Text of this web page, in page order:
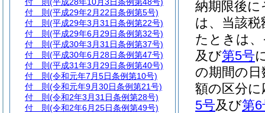
納期限後
は、当該
たときは
及び第5号
の期間の
額の区分に
5号及び第6
付 則 (平成29年2月22日条例第5号)
付 則 (平成29年3月31日条例第22号)
付 則 (平成29年6月29日条例第32号)
付 則 (平成30年3月31日条例第37号)
付 則 (平成30年6月28日条例第47号)
付 則 (平成31年3月29日条例第40号)
付 則 (令和元年7月5日条例第10号)
付 則 (令和元年9月30日条例第21号)
付 則 (令和2年3月31日条例第28号)
付 則 (令和2年6月25日条例第49号)